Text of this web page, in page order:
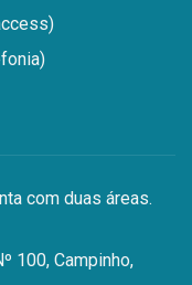
com duas áreas.
100, Campinho,